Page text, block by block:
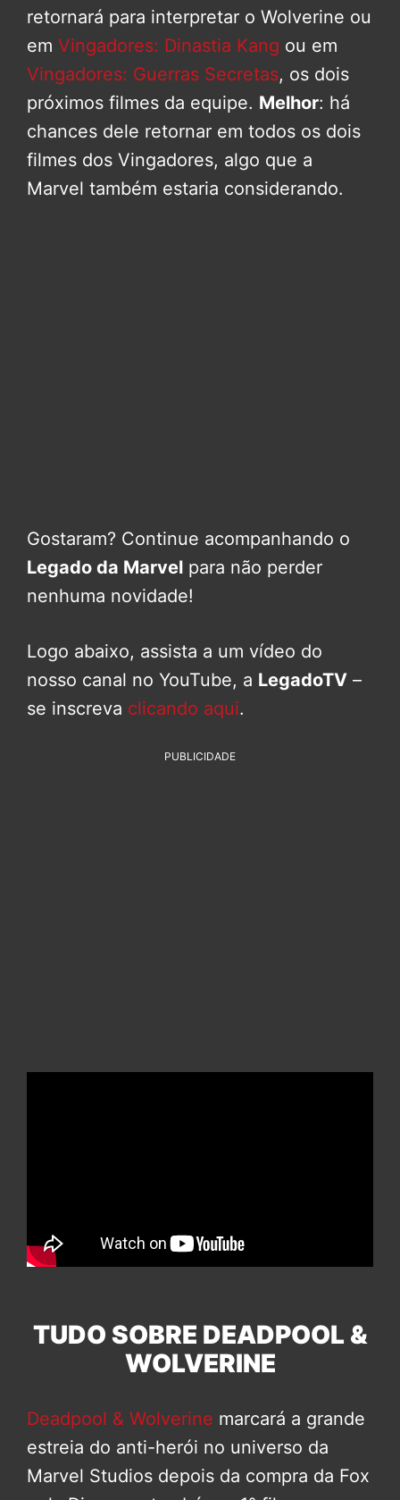
retornará para interpretar o Wolverine ou
em Vingadores: Dinastia Kang ou em
Vingadores: Guerras Secretas, os dois
próximos filmes da equipe. Melhor: há
chances dele retornar em todos os dois
filmes dos Vingadores, algo que a
Marvel também estaria considerando.
Gostaram? Continue acompanhando o
Legado da Marvel para não perder
nenhuma novidade!
Logo abaixo, assista a um vídeo do
nosso canal no YouTube, a LegadoTV –
se inscreva clicando aqui.
PUBLICIDADE
TUDO SOBRE DEADPOOL &
WOLVERINE
Deadpool & Wolverine marcará a grande
estreia do anti-herói no universo da
Marvel Studios depois da compra da Fox